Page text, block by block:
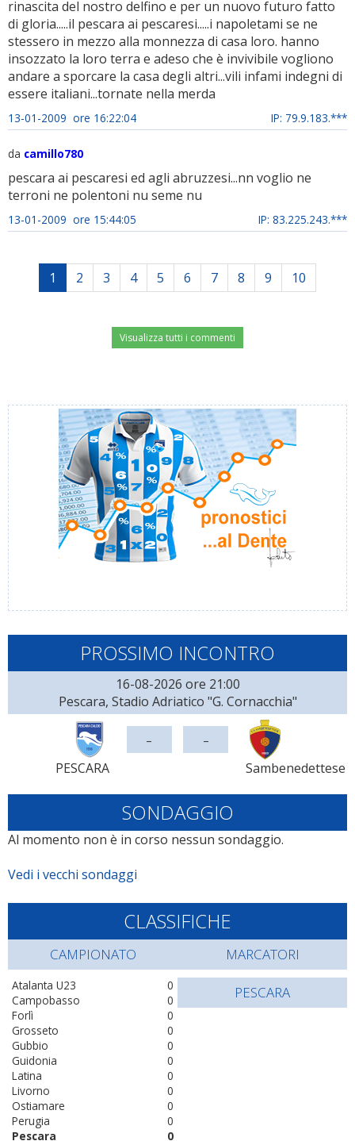
rinascita del nostro delfino e per un nuovo futuro fatto
di gloria.....il pescara ai pescaresi.....i napoletami se ne
stessero in mezzo alla monnezza di casa loro. hanno
insozzato la loro terra e adeso che è invivibile vogliono
andare a sporcare la casa degli altri...vili infami indegni di
essere italiani...tornate nella merda
13-01-2009 ore 16:22:04 IP: 79.9.183.***
da camillo780
pescara ai pescaresi ed agli abruzzesi...nn voglio ne
terroni ne polentoni nu seme nu
13-01-2009 ore 15:44:05 IP: 83.225.243.***
1 2 3 4 5 6 7 8 9 10
Visualizza tutti i commenti
PROSSIMO INCONTRO
16-08-2026 ore 21:00
Pescara, Stadio Adriatico "G. Cornacchia"
PESCARA
- -
Sambenedettese
SONDAGGIO
Al momento non è in corso nessun sondaggio.
Vedi i vecchi sondaggi
CLASSIFICHE
CAMPIONATO
0
Atalanta U23
0
Campobasso
0
Forlì
0
Grosseto
0
Gubbio
0
Guidonia
0
Latina
0
Livorno
0
Ostiamare
0
Perugia
0
Pescara
MARCATORI
PESCARA